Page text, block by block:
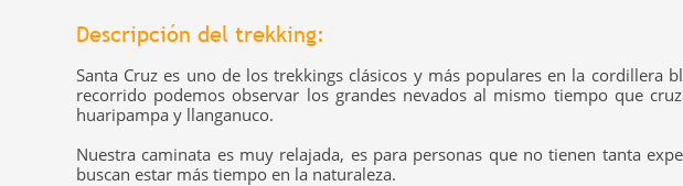
Descripción del trekking:
Santa Cruz es uno de los trekkings clásicos y más populares en la cordillera
recorrido podemos observar los grandes nevados al mismo tiempo que
huaripampa y llanganuco.
Nuestra caminata es muy relajada, es para personas que no tienen tanta
buscan estar más tiempo en la naturaleza.